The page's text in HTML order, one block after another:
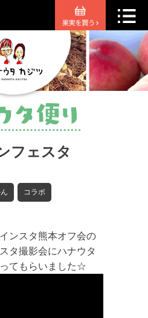
フェスタ
コラボ
ンスタ熊本オフ会の
タ撮影会にハナウタ
てもらいました☆